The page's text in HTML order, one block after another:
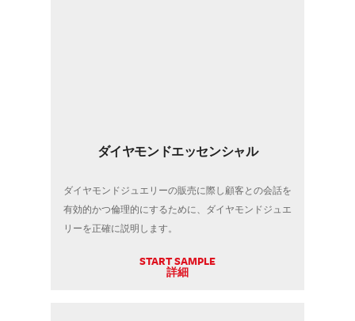
ダイヤモンドエッセンシャル
ダイヤモンドジュエリーの販売に際し顧客との会話を
有効的かつ倫理的にするために、ダイヤモンドジュエ
リーを正確に説明します。
START SAMPLE
詳細